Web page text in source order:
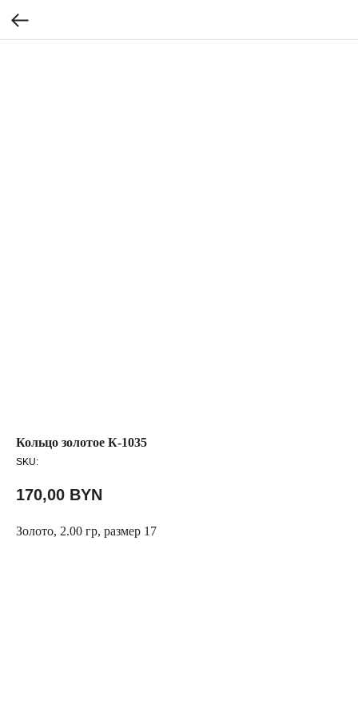
Кольцо золотое К-1035
SKU:
170,00 BYN
Золото, 2.00 гр, размер 17